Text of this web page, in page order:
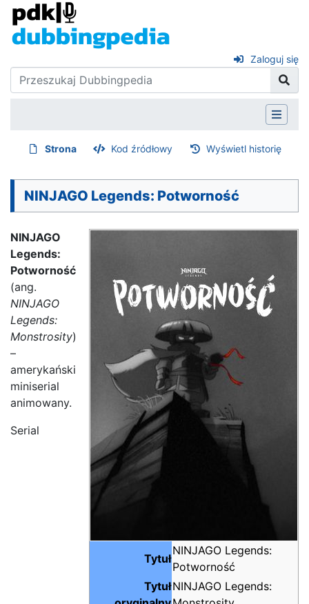
Zaloguj się
Strona Kod źródłowy Wyświetl historię
NINJAGO Legends: Potworność
Tytuł
NINJAGO Legends:
Potworność
TytułNINJAGO Legends:
NINJAGO
Legends:
Potworność
(ang.
NINJAGO
Legends:
Monstrosity)
–
amerykański
miniserial
animowany.
Serial